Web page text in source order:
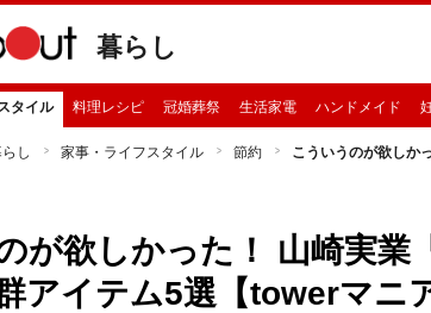
暮らし
タイル 料理レシピ 冠婚葬祭 生活家電 ハンドメイド
し 家事・ライフスタイル 節約 こういうのが欲しか
が欲しかった！ 山崎実業
アイテム5選【towerマニ